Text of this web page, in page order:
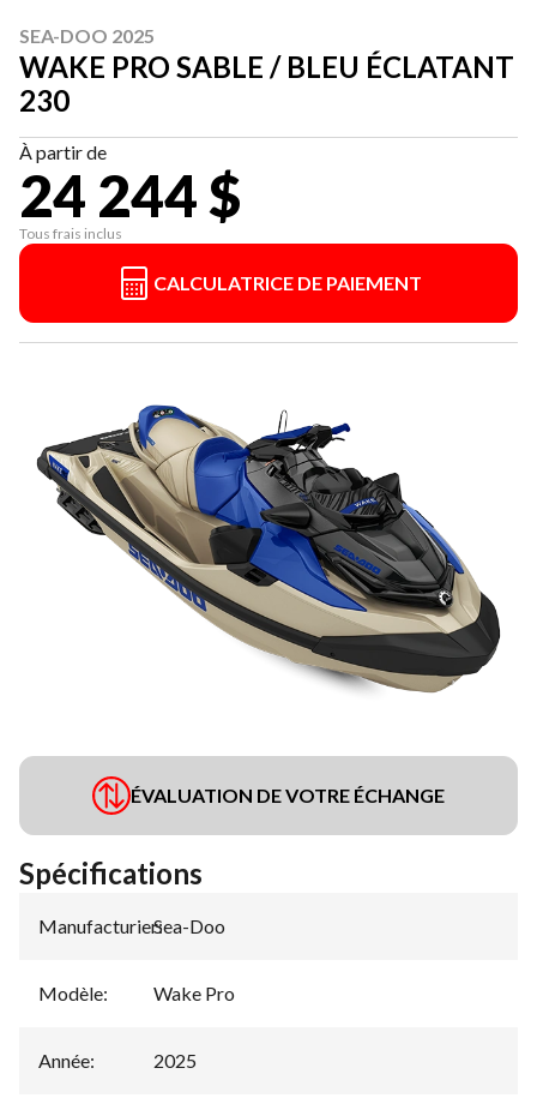
SEA-DOO 2025
WAKE PRO SABLE / BLEU ÉCLATANT
230
À partir de
24 244 $
Tous frais inclus
CALCULATRICE DE PAIEMENT
ÉVALUATION DE VOTRE ÉCHANGE
Spécifications
Manufacturier:
Sea-Doo
Modèle: Wake Pro
Année: 2025